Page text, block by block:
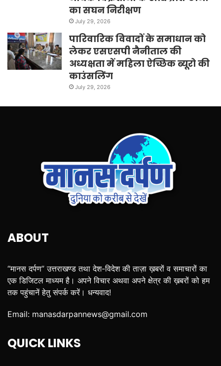
का सघन निरीक्षण
July 29, 2026
पारिवारिक विवादों के समाधान को
लेकर एसएसपी नैनीताल की
अध्यक्षता में महिला ऐच्छिक ब्यूरो की
काउंसलिंग
July 29, 2026
ABOUT
“मानस दर्पण” उत्तराखण्ड तथा देश-विदेश की ताज़ा ख़बरों व समाचारों का
एक डिजिटल माध्यम है। अपने विचार अथवा अपने क्षेत्र की ख़बरों को हम
तक पहुंचानें हेतु संपर्क करें। धन्यवाद!
Email: manasdarpannews@gmail.com
QUICK LINKS